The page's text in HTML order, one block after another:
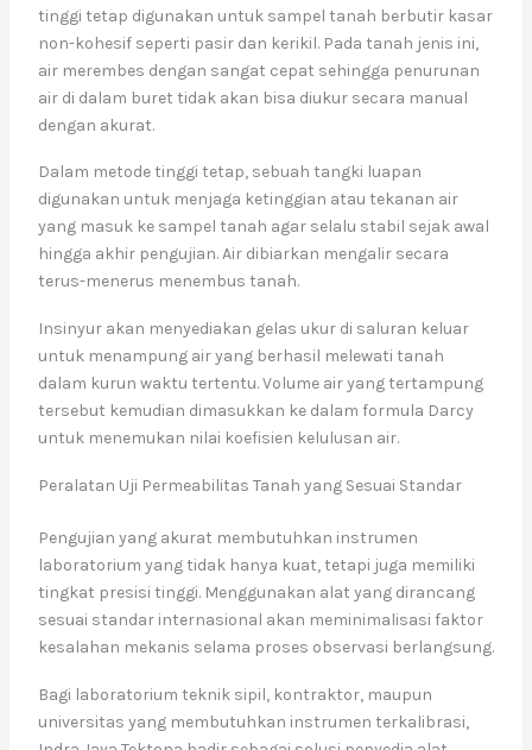
tinggi tetap digunakan untuk sampel tanah berbutir kasar
non-kohesif seperti pasir dan kerikil. Pada tanah jenis ini,
air merembes dengan sangat cepat sehingga penurunan
air di dalam buret tidak akan bisa diukur secara manual
dengan akurat.
Dalam metode tinggi tetap, sebuah tangki luapan
digunakan untuk menjaga ketinggian atau tekanan air
yang masuk ke sampel tanah agar selalu stabil sejak awal
hingga akhir pengujian. Air dibiarkan mengalir secara
terus-menerus menembus tanah.
Insinyur akan menyediakan gelas ukur di saluran keluar
untuk menampung air yang berhasil melewati tanah
dalam kurun waktu tertentu. Volume air yang tertampung
tersebut kemudian dimasukkan ke dalam formula Darcy
untuk menemukan nilai koefisien kelulusan air.
Peralatan Uji Permeabilitas Tanah yang Sesuai Standar
Pengujian yang akurat membutuhkan instrumen
laboratorium yang tidak hanya kuat, tetapi juga memiliki
tingkat presisi tinggi. Menggunakan alat yang dirancang
sesuai standar internasional akan meminimalisasi faktor
kesalahan mekanis selama proses observasi berlangsung.
Bagi laboratorium teknik sipil, kontraktor, maupun
universitas yang membutuhkan instrumen terkalibrasi,